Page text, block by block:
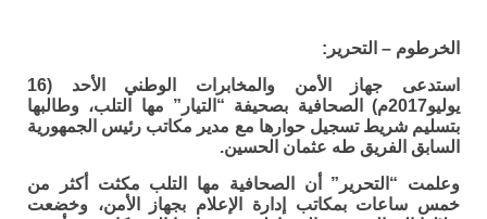
الخرطوم – التحرير:
استدعى جهاز الأمن والمخابرات الوطني الأحد (16
يوليو2017م) الصحافية بصحيفة “التيار” مها التلب، وطالبها
بتسليم شريط تسجيل حوارها مع مدير مكاتب رئيس الجمهورية
السابق الفريق طه عثمان الحسين.
وعلمت “التحرير” أن الصحافية مها التلب مكثت أكثر من
خمس ساعات بمكاتب إدارة الإعلام بجهاز الأمن، وخضعت